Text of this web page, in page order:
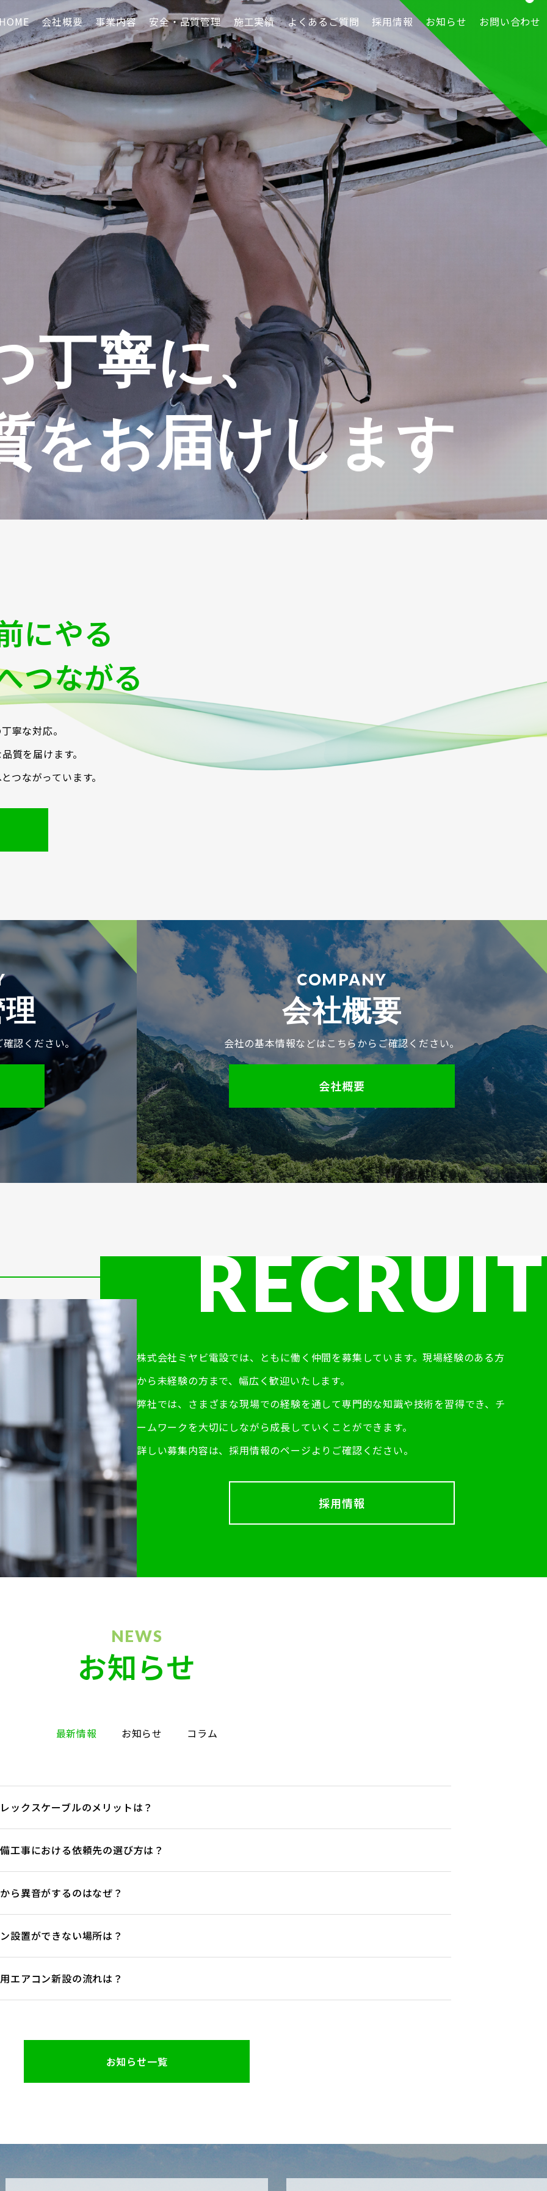
会社概要 事業内容 安全・品質管理 施工実績 よくあるご質問 採用情報 お知らせ お問い合わせ
丁寧に、
をお届けします
にやる
つながる
寧な対応。
質を届けます。
つながっています。
認ください。
会社概要
会社の基本情報などはこちらからご確認ください。
会社概要
株式会社ミヤビ電設では、ともに働く仲間を募集しています。現場経験のある方
から未経験の方まで、幅広く歓迎いたします。
弊社では、さまざまな現場での経験を通して専門的な知識や技術を習得でき、チ
ームワークを大切にしながら成長していくことができます。
詳しい募集内容は、採用情報のページよりご確認ください。
採用情報
お知らせ
最新情報 お知らせ コラム
ックスケーブルのメリットは？
工事における依頼先の選び方は？
ら異音がするのはなぜ？
設置ができない場所は？
エアコン新設の流れは？
お知らせ一覧